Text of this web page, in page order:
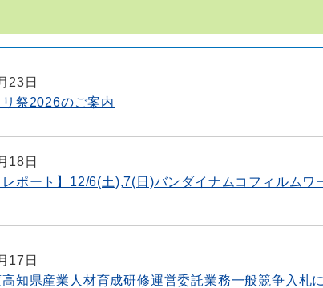
23日
祭2026のご案内
18日
レポート】12/6(土),7(日)バンダイナムコフィルム
17日
知県産業人材育成研修運営委託業務一般競争入札